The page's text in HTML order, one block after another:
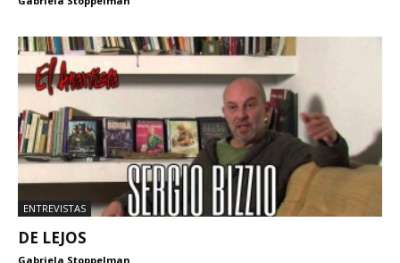
ENTREVISTAS
DE LEJOS
Gabriela Stoppelman